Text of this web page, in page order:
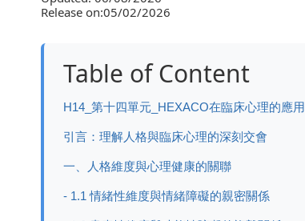
Release on:05/02/2026
Table of Content
H14_第十四單元_HEXACO在臨床心理的應用
引言：理解人格與臨床心理的深刻交會
一、人格維度與心理健康的關聯
- 1.1 情緒性維度與情緒障礙的親密關係